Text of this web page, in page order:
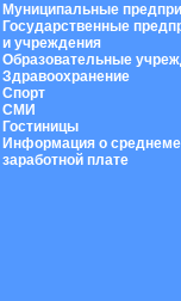
Муниципальные
Государственные
и учреждения
Образовательные
Здравоохранение
Спорт
СМИ
Гостиницы
Информация о
заработной плате